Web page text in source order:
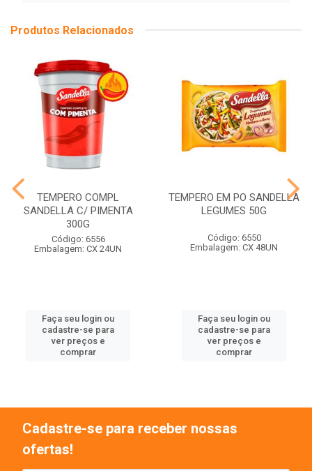
Produtos Relacionados
TEMPERO COMPL
SANDELLA C/ PIMENTA
300G
Código: 6556
Embalagem: CX 24UN
Faça seu login ou
cadastre-se para
ver preços e
comprar
TEMPERO EM PO SANDELLA
LEGUMES 50G
Código: 6550
Embalagem: CX 48UN
Faça seu login ou
cadastre-se para
ver preços e
comprar
Cadastre-se para receber nossas
ofertas!